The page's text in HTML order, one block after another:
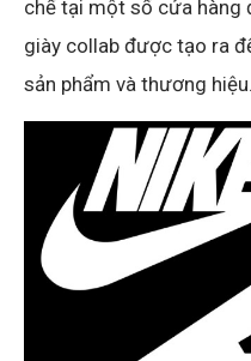
chế tại một số cửa hàng
giày collab được tạo ra
sản phẩm và thương hiệu.